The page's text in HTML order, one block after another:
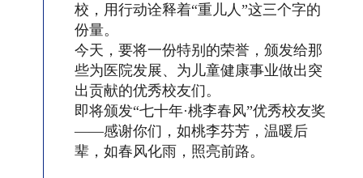
校，用行动诠释着“重儿人”这三个字的
份量。
今天，要将一份特别的荣誉，颁发给那
些为医院发展、为儿童健康事业做出突
出贡献的优秀校友们。
即将颁发“七十年·桃李春风”优秀校友奖
——感谢你们，如桃李芬芳，温暖后
辈，如春风化雨，照亮前路。